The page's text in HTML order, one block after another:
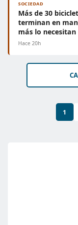
SOCIEDAD
Más de 30
terminan en
más lo necesitan
Hace 20h
1